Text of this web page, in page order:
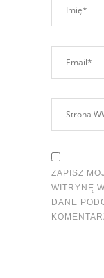
ZAPISZ
WITRYNĘ
DANE